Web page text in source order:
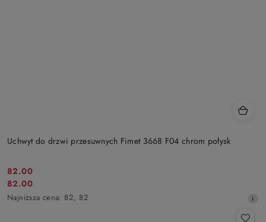
Uchwyt do drzwi przesuwnych Fimet 3668 F04 chrom połysk
Cena
promocyjna:
82.00
Cena
promocyjna:
82.00
Najniższa
Najniższa cena: 82, 82